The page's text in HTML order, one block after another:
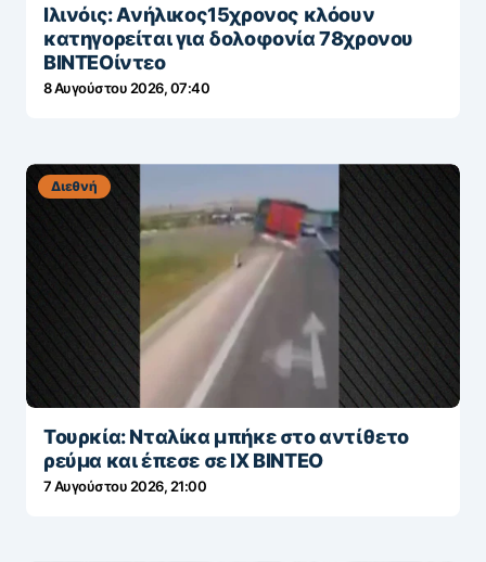
Ιλινόις: Ανήλικος15χρονος κλόουν
κατηγορείται για δολοφονία 78χρονου
ΒΙΝΤΕΟίντεο
8 Αυγούστου 2026, 07:40
Διεθνή
Τουρκία: Νταλίκα μπήκε στο αντίθετο
ρεύμα και έπεσε σε ΙΧ ΒΙΝΤΕΟ
7 Αυγούστου 2026, 21:00